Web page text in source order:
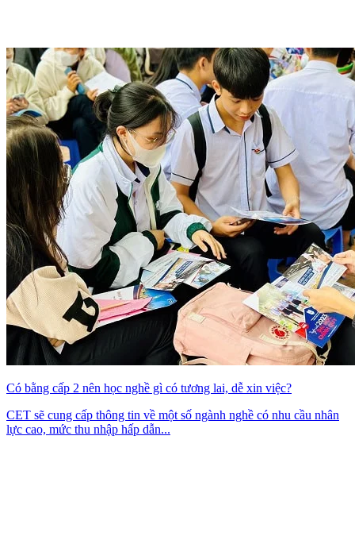
Có bằng cấp 2 nên học nghề gì có tương lai, dễ xin việc?
CET sẽ cung cấp thông tin về một số ngành nghề có nhu cầu nhân
lực cao, mức thu nhập hấp dẫn...